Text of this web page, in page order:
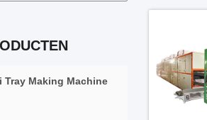
Tray Making Machine